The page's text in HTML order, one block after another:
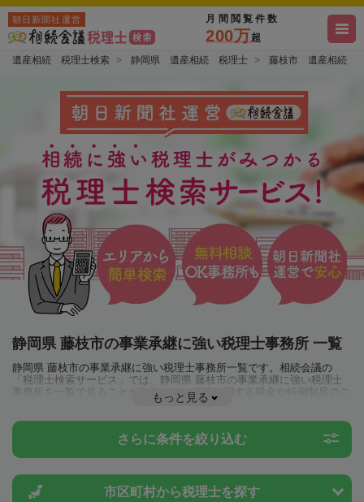
朝日新聞社運営 月間閲覧件数
200万超
遺産相続 税理士検索 静岡県 遺産相続 税理士 藤枝市 遺産相続
静岡県 藤枝市の事業承継に強い税理士事務所 一覧
静岡県 藤枝市の事業承継に強い税理士事務所一覧です。相続会議の
「税理士検索サービス」では、静岡県 藤枝市の事業承継に強い税理士
事務所を一覧で見ることが出来ます。相続に関する税金や特例制度のこ
とは一度近隣の税理士に相談してみましょう。
もっと見る
さらに条件を絞り込む
市区町村から税理士を探す